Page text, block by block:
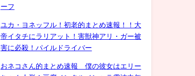
ーフ
ユカ・ヨネッフル！初老的まとめ速報！！大
帝イタチにラリアット！害獣神アリ・ガー被
害に必殺！パイルドライバー
おネコさん的まとめ速報 僕の彼女はエリー